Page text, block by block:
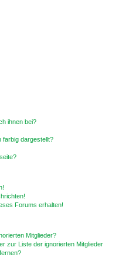
ihnen bei?
farbig dargestellt?
Forums erhalten!
Mitglieder?
zur Liste der ignorierten Mitglieder